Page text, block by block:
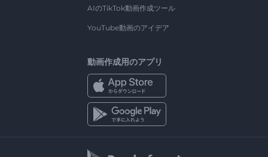
AIのTikTok動画作成ツール
YouTube動画のアイデア
動画作成用のアプリ